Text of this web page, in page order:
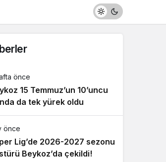
önce
15 Temmuz’un 10’uncu
da tek yürek oldu
önce
Lig’de 2026-2027 sezonu
Beykoz’da çekildi!